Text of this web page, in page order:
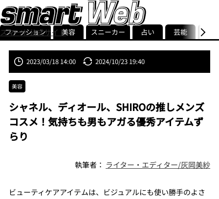
スマート公式サイト
smart最新号
記事一覧ランキング
ストリ
ファッション 美容 スニーカー 占い 芸能 グル
2023/03/18 14:00 2024/10/23 19:40
美容
シャネル、ディオール、SHIROの推しメンズ
コスメ！気持ちも男もアガる優秀アイテムず
らり
執筆者： ライター・エディター/灰岡美紗
ビューティケアアイテムは、ビジュアルにも使い勝手のよさ